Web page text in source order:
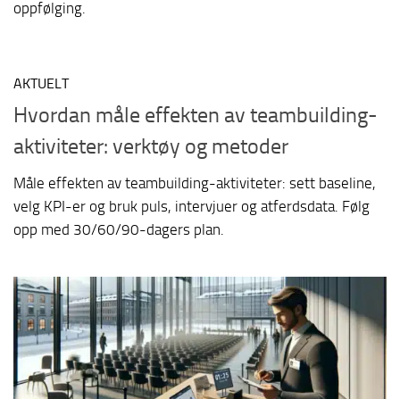
oppfølging.
AKTUELT
Hvordan måle effekten av teambuilding-
aktiviteter: verktøy og metoder
Måle effekten av teambuilding-aktiviteter: sett baseline,
velg KPI-er og bruk puls, intervjuer og atferdsdata. Følg
opp med 30/60/90-dagers plan.